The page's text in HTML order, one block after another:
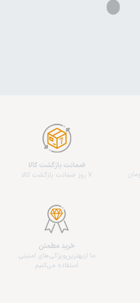
ضمانت بازگشت کالا
7 روز ضمانت بازگشت کالا
خرید مطمئن
ما از‌بهترین‌ویژگی‌های امنیتی
استفاده می‌کنیم